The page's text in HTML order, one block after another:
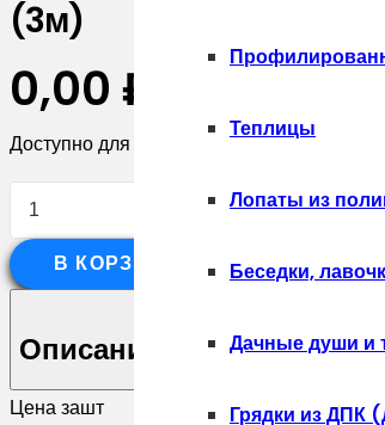
Теплицы
Лопаты из
Беседки,
Дачные души и
Грядки из ДПК
(3м)
0,00 ₽
Доступно для предзаказа
Количество
товара
Угол
асимметричный
0,45
В КОРЗИНУ
Описание
Цена зашт